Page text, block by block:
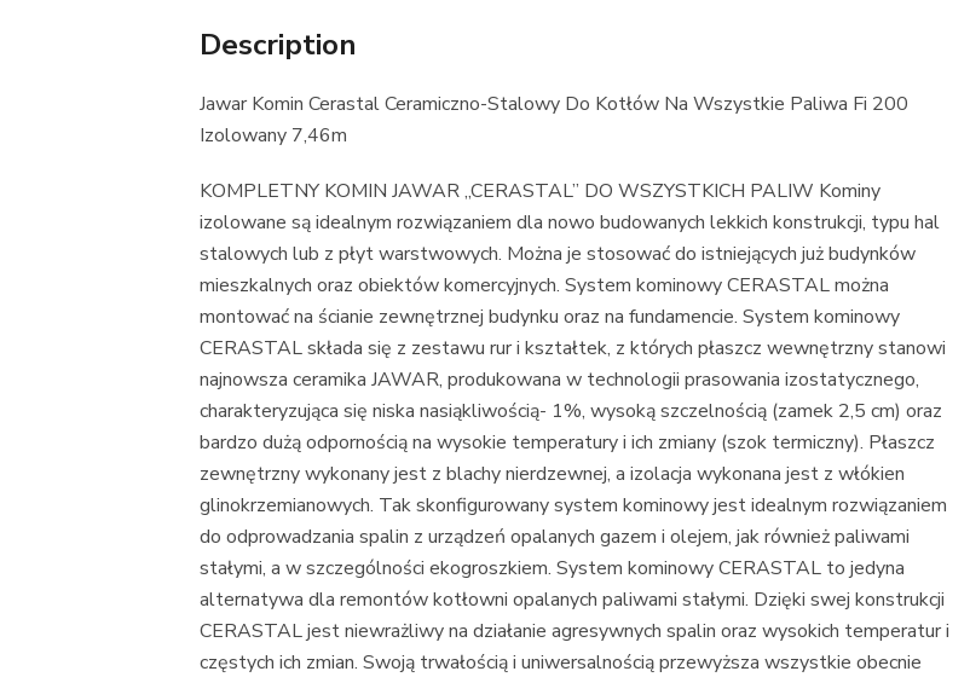
Description
Jawar Komin Cerastal Ceramiczno-Stalowy Do Kotłów Na Wszystkie Paliwa Fi 200
Izolowany 7,46m
KOMPLETNY KOMIN JAWAR „CERASTAL” DO WSZYSTKICH PALIW Kominy
izolowane są idealnym rozwiązaniem dla nowo budowanych lekkich konstrukcji, typu hal
stalowych lub z płyt warstwowych. Można je stosować do istniejących już budynków
mieszkalnych oraz obiektów komercyjnych. System kominowy CERASTAL można
montować na ścianie zewnętrznej budynku oraz na fundamencie. System kominowy
CERASTAL składa się z zestawu rur i kształtek, z których płaszcz wewnętrzny stanowi
najnowsza ceramika JAWAR, produkowana w technologii prasowania izostatycznego,
charakteryzująca się niska nasiąkliwością- 1%, wysoką szczelnością (zamek 2,5 cm) oraz
bardzo dużą odpornością na wysokie temperatury i ich zmiany (szok termiczny). Płaszcz
zewnętrzny wykonany jest z blachy nierdzewnej, a izolacja wykonana jest z włókien
glinokrzemianowych. Tak skonfigurowany system kominowy jest idealnym rozwiązaniem
do odprowadzania spalin z urządzeń opalanych gazem i olejem, jak również paliwami
stałymi, a w szczególności ekogroszkiem. System kominowy CERASTAL to jedyna
alternatywa dla remontów kotłowni opalanych paliwami stałymi. Dzięki swej konstrukcji
CERASTAL jest niewrażliwy na działanie agresywnych spalin oraz wysokich temperatur i
częstych ich zmian. Swoją trwałością i uniwersalnością przewyższa wszystkie obecnie